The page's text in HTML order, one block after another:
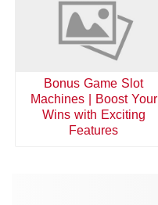
Bonus Game Slot
Machines | Boost Your
Wins with Exciting
Features